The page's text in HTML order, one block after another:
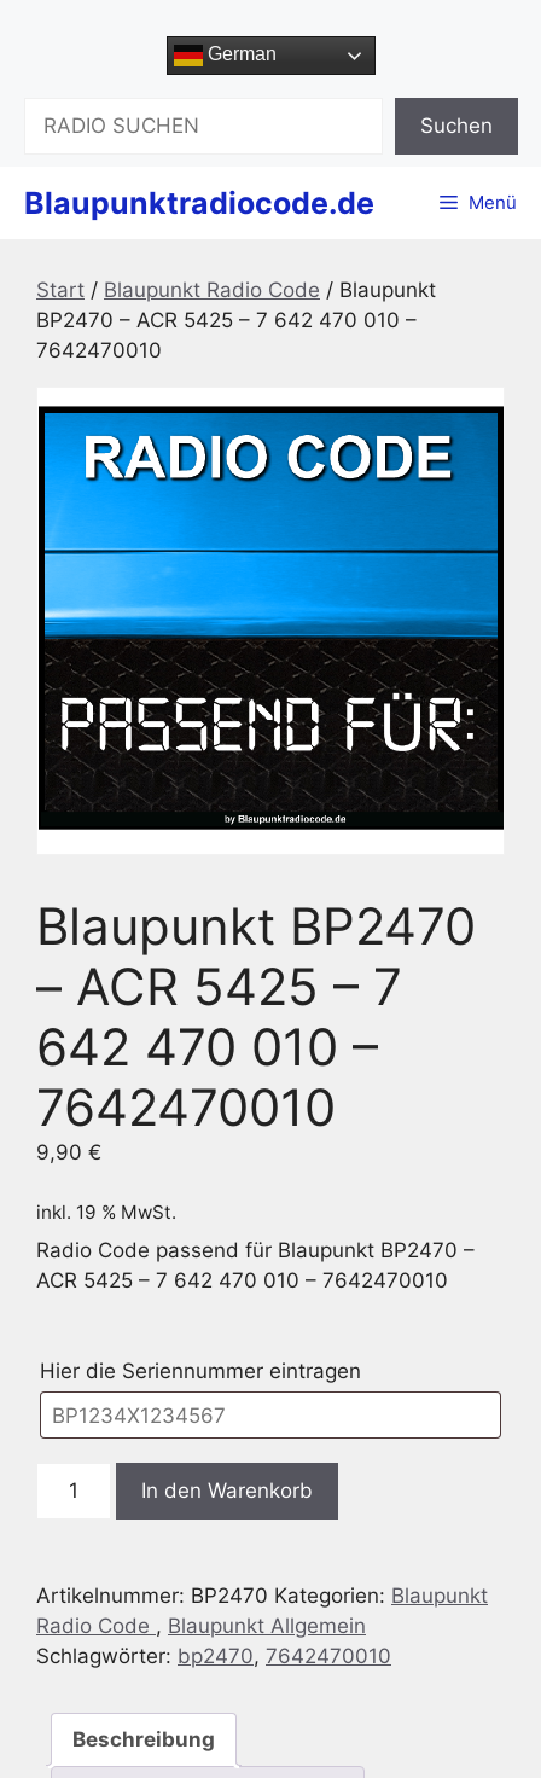
German
Suchen
Blaupunktradiocode.de Menü
Start / Blaupunkt Radio Code / Blaupunkt
BP2470 – ACR 5425 – 7 642 470 010 –
7642470010
Blaupunkt BP2470
– ACR 5425 – 7
642 470 010 –
7642470010
9,90 €
inkl. 19 % MwSt.
Radio Code passend für Blaupunkt BP2470 –
ACR 5425 – 7 642 470 010 – 7642470010
Hier die Seriennummer eintragen
Blaupunkt
5425
-
7
470
In den Warenkorb
Artikelnummer: BP2470 Kategorien: Blaupunkt
Radio Code , Blaupunkt Allgemein
Schlagwörter: bp2470, 7642470010
Beschreibung